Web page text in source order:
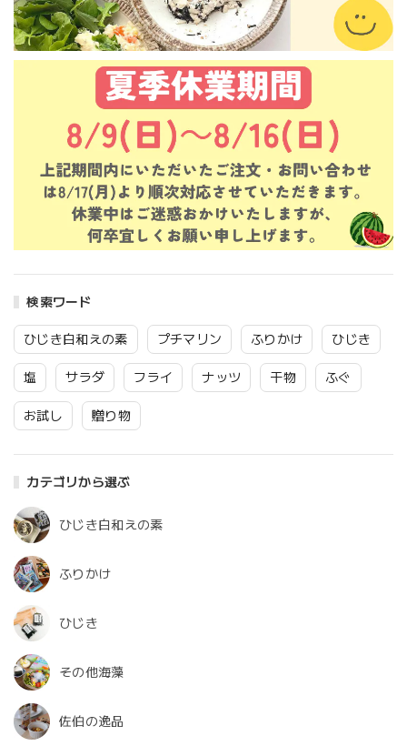
検索ワード
ひじき白和えの素 プチマリン ふりかけ ひじき
塩 サラダ フライ ナッツ 干物 ふぐ
お試し 贈り物
カテゴリから選ぶ
ひじき白和えの素
ふりかけ
ひじき
その他海藻
佐伯の逸品